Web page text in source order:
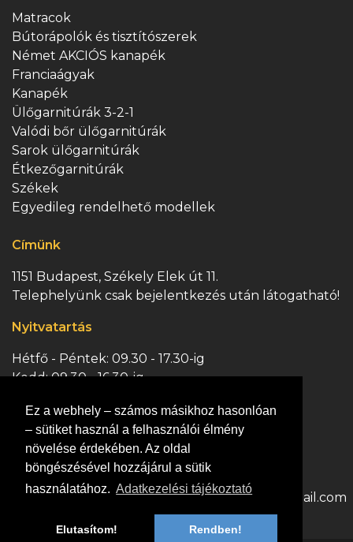
Ez a webhely – számos másikhoz hasonlóan
– sütiket használ a felhasználói élmény
növelése érdekében. Az oldal
böngészésével hozzájárul a sütik
használatához. Adatkezelési tájékoztató
Elutasítom! Rendben!
Matracok
Bútorápolók és tisztítószerek
Német AKCIÓS kanapék
Franciaágyak
Kanapék
Ülőgarnitúrák 3-2-1
Valódi bőr ülőgarnitúrák
Sarok ülőgarnitúrák
Étkezőgarnitúrák
Székek
Egyedileg rendelhető modellek
Címünk
1151 Budapest, Székely Elek út 11.
Telephelyünk csak bejelentkezés után látogatható!
Nyitvatartás
Hétfő - Péntek: 09.30 - 17.30-ig
Kedd: 09.30 - 16.30-ig
Vasárnap: ZÁRVA
Kapcsolat
Hívjon minket:
+36 70 363 0447
dejofranciaagy@gmail.com